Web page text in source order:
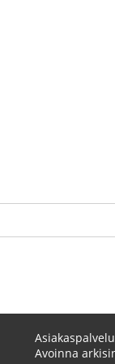
Asiakaspalvelu
Avoinna